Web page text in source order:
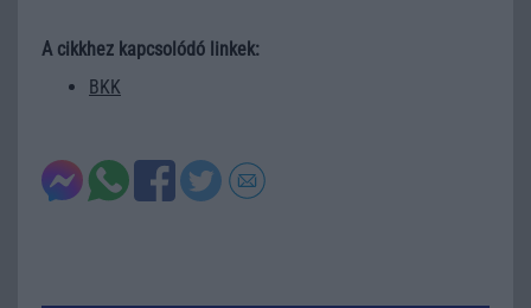
A cikkhez kapcsolódó linkek:
BKK